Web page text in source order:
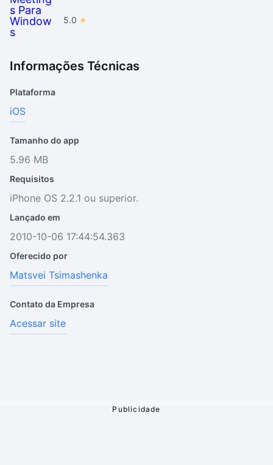
5.0
Informações Técnicas
Plataforma
iOS
Tamanho do app
5.96 MB
Requisitos
iPhone OS 2.2.1 ou superior.
Lançado em
2010-10-06 17:44:54.363
Oferecido por
Matsvei Tsimashenka
Contato da Empresa
Acessar site